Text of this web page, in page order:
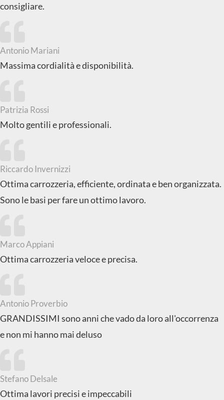
consigliare.
Antonio Mariani
Massima cordialità e disponibilità.
Patrizia Rossi
Molto gentili e professionali.
Riccardo Invernizzi
Ottima carrozzeria, efficiente, ordinata e ben organizzata.
Sono le basi per fare un ottimo lavoro.
Marco Appiani
Ottima carrozzeria veloce e precisa.
Antonio Proverbio
GRANDISSIMI sono anni che vado da loro all'occorrenza
e non mi hanno mai deluso
Stefano Delsale
Ottima lavori precisi e impeccabili